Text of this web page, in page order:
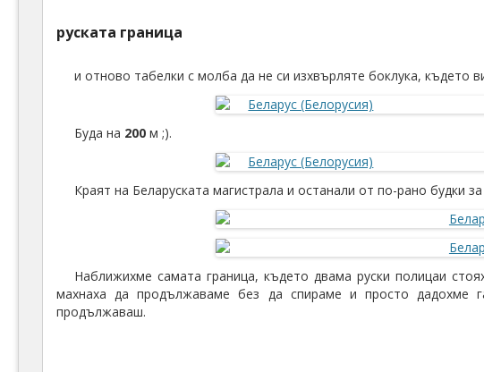
руската граница
и отново табелки с молба да не си изхвърляте боклука, където
Буда на 200 м ;).
Краят на Беларуската магистрала и останали от по-рано будки
Наближихме самата граница, където двама руски полицаи
махнаха да продължаваме без да спираме и просто дадохме
продължаваш.